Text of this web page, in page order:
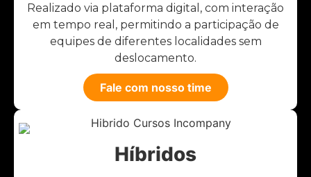
Realizado via plataforma digital, com interação
em tempo real, permitindo a participação de
equipes de diferentes localidades sem
deslocamento.
Fale com nosso time
Híbridos